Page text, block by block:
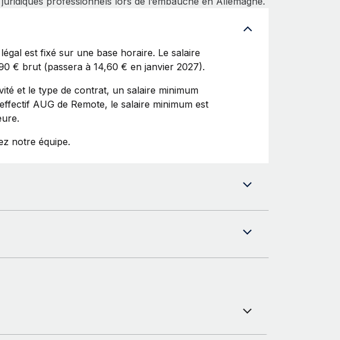
est fixé sur une base horaire. Le salaire
€ brut (passera à 14,60 € en janvier 2027).
et le type de contrat, un salaire minimum
AUG de Remote, le salaire minimum est
notre équipe.